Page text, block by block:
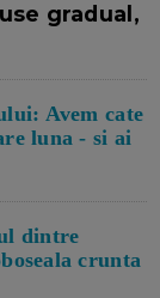
gradual,
Avem cate
luna - si ai
dintre
crunta